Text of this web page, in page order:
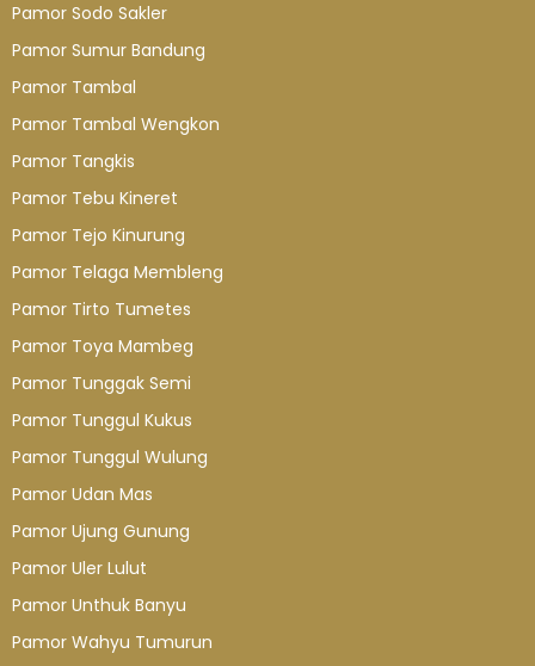
Pamor Sodo Sakler
Pamor Sumur Bandung
Pamor Tambal
Pamor Tambal Wengkon
Pamor Tangkis
Pamor Tebu Kineret
Pamor Tejo Kinurung
Pamor Telaga Membleng
Pamor Tirto Tumetes
Pamor Toya Mambeg
Pamor Tunggak Semi
Pamor Tunggul Kukus
Pamor Tunggul Wulung
Pamor Udan Mas
Pamor Ujung Gunung
Pamor Uler Lulut
Pamor Unthuk Banyu
Pamor Wahyu Tumurun